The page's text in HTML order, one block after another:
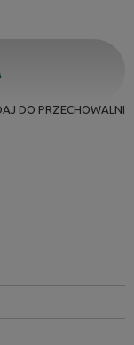
DO PRZECHOWALNI